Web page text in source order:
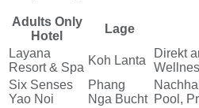
Adults Only
Hotel
Lage
Layana
Resort & Spa
Koh Lanta
Direkt
Six Senses
Yao Noi
Phang
Nga Bucht Pool,